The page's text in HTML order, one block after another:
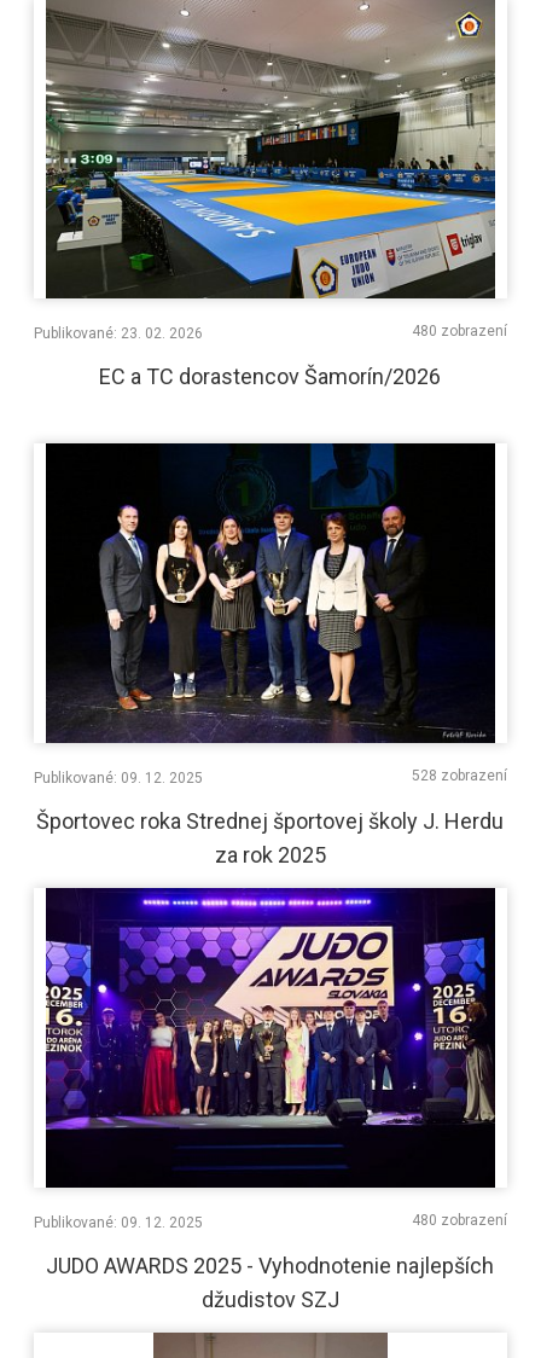
Publikované: 23. 02. 2026 480 zobrazení
EC a TC dorastencov Šamorín/2026
Publikované: 09. 12. 2025 528 zobrazení
Športovec roka Strednej športovej školy J. Herdu
za rok 2025
Publikované: 09. 12. 2025 480 zobrazení
JUDO AWARDS 2025 - Vyhodnotenie najlepších
džudistov SZJ